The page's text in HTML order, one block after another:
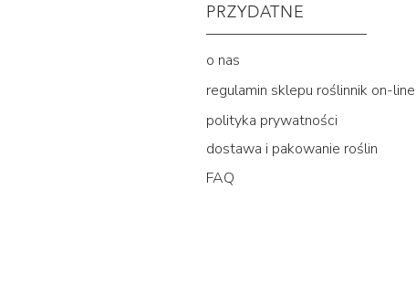
PRZYDATNE
o nas
regulamin sklepu roślinnik on-line
polityka prywatności
dostawa i pakowanie roślin
FAQ